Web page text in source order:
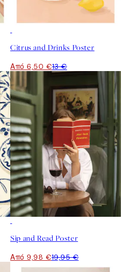
Citrus and Drinks Poster
Από 6,50 €13 €
Sip and Read Poster
Από 9,98 €19,95 €